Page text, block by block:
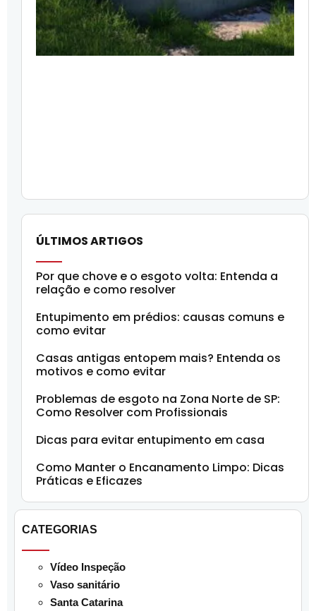
ÚLTIMOS ARTIGOS
Por que chove e o esgoto volta: Entenda a
relação e como resolver
Entupimento em prédios: causas comuns e
como evitar
Casas antigas entopem mais? Entenda os
motivos e como evitar
Problemas de esgoto na Zona Norte de SP:
Como Resolver com Profissionais
Dicas para evitar entupimento em casa
Como Manter o Encanamento Limpo: Dicas
Práticas e Eficazes
CATEGORIAS
Vídeo Inspeção
Vaso sanitário
Santa Catarina